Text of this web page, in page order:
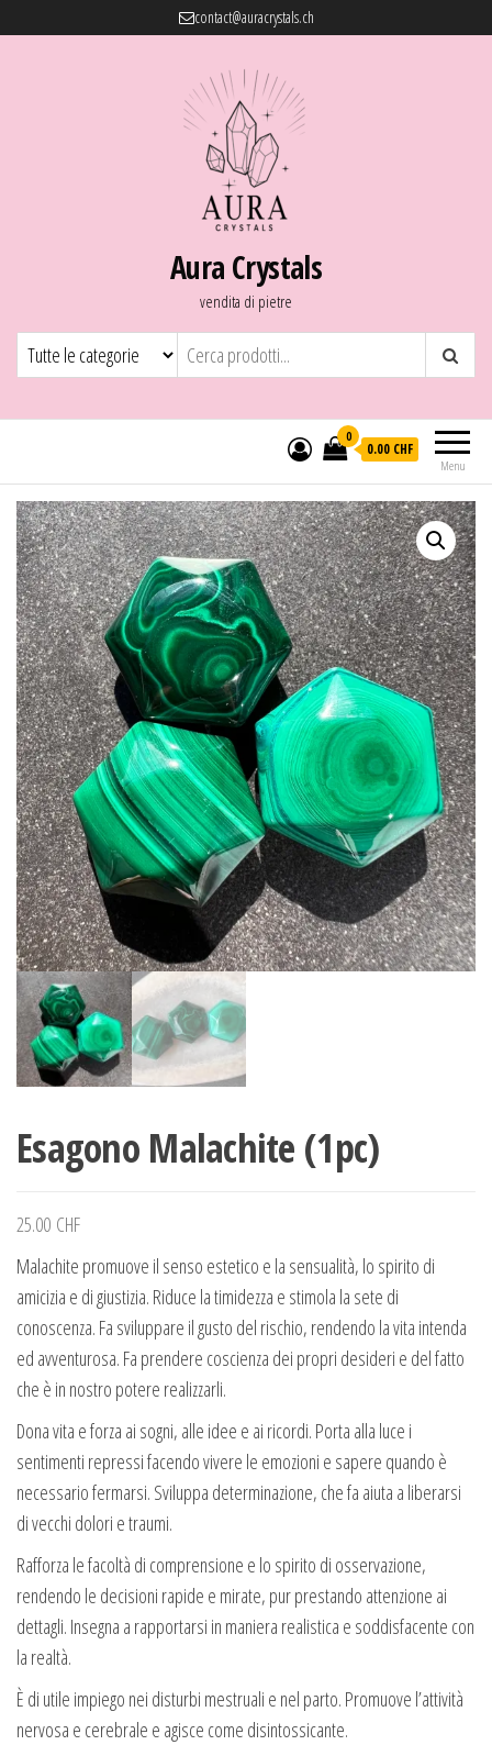
contact@auracrystals.ch
Aura Crystals
vendita di pietre
Menu
0
0.00 CHF
Esagono Malachite (1pc)
25.00 CHF
Malachite promuove il senso estetico e la sensualità, lo spirito di
amicizia e di giustizia. Riduce la timidezza e stimola la sete di
conoscenza. Fa sviluppare il gusto del rischio, rendendo la vita intenda
ed avventurosa. Fa prendere coscienza dei propri desideri e del fatto
che è in nostro potere realizzarli.
Dona vita e forza ai sogni, alle idee e ai ricordi. Porta alla luce i
sentimenti repressi facendo vivere le emozioni e sapere quando è
necessario fermarsi. Sviluppa determinazione, che fa aiuta a liberarsi
di vecchi dolori e traumi.
Rafforza le facoltà di comprensione e lo spirito di osservazione,
rendendo le decisioni rapide e mirate, pur prestando attenzione ai
dettagli. Insegna a rapportarsi in maniera realistica e soddisfacente con
la realtà.
È di utile impiego nei disturbi mestruali e nel parto. Promuove l’attività
nervosa e cerebrale e agisce come disintossicante.